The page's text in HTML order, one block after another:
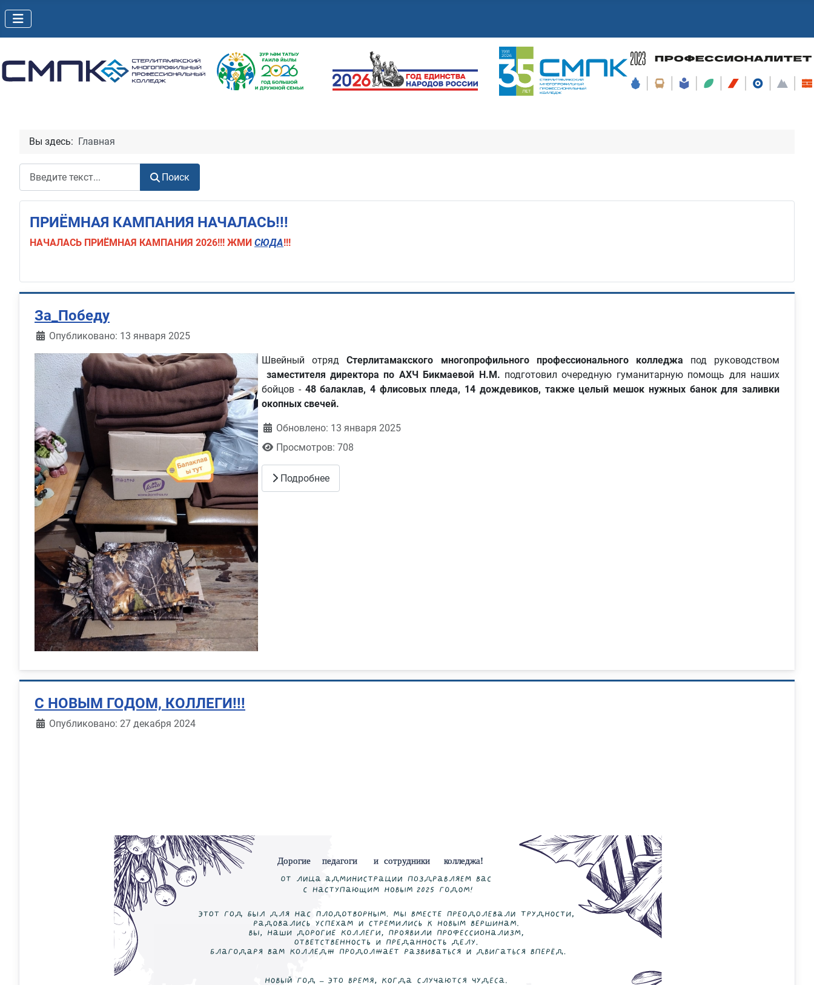
Вы здесь: Главная
Поиск
ПРИЁМНАЯ КАМПАНИЯ НАЧАЛАСЬ!!!
НАЧАЛАСЬ ПРИЁМНАЯ КАМПАНИЯ 2026!!! ЖМИ СЮДА!!!
За_Победу
Информация о материале
Опубликовано: 13 января 2025
Швейный отрядСтерлитамакского многопрофильного профессионального колледжа под руководством
заместителя директора по АХЧ Бикмаевой Н.М. подготовил очередную гуманитарную помощь для наших
бойцов - 48 балаклав, 4 флисовых пледа, 14 дождевиков, также целый мешок нужных банок для заливки
окопных свечей.
Обновлено: 13 января 2025
Просмотров: 708
Подробнее
С НОВЫМ ГОДОМ, КОЛЛЕГИ!!!
Информация о материале
Опубликовано: 27 декабря 2024